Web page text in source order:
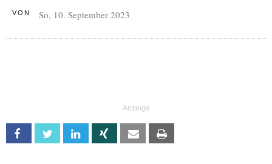
VON So, 10. September 2023
Facebook Twitter Linkedin Xing Email